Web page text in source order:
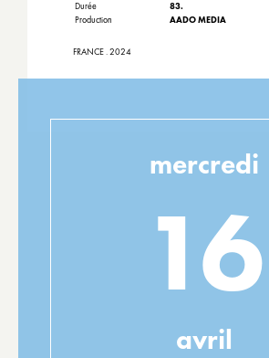
mercredi
16
avril
Durée
83.
Production
AADO MEDIA
FRANCE . 2024